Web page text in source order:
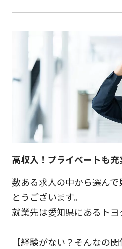
高収入！プライベートも充
数ある求人の中から選ん
とうございます。
就業先は愛知県にあるトヨ
【経験がない？そんなの関